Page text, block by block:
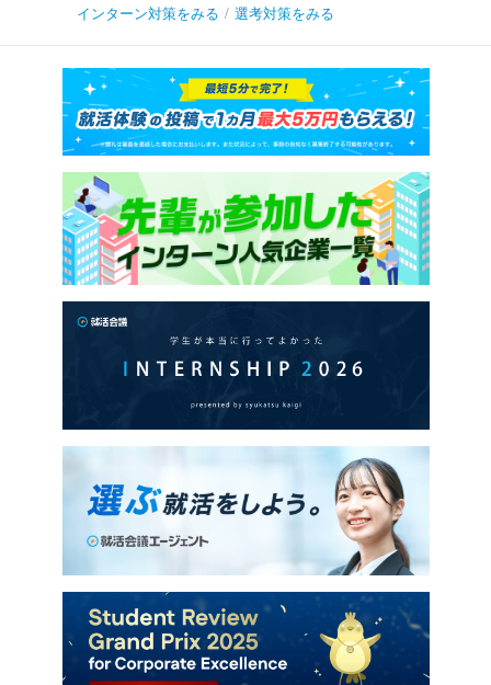
インターン対策をみる / 選考対策をみる